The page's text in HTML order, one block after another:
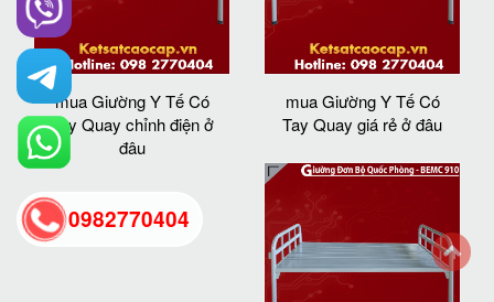
mua Giường Y Tế Có
Tay Quay chỉnh điện ở
đâu
mua Giường Y Tế Có
Tay Quay giá rẻ ở đâu
0982770404